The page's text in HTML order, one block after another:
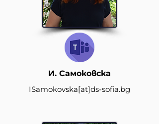
И. Самоковска
ISamokovska[at]ds-sofia.bg